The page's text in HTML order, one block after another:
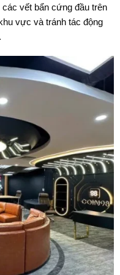
vết bẩn cứng đầu trên
vực và tránh tác động